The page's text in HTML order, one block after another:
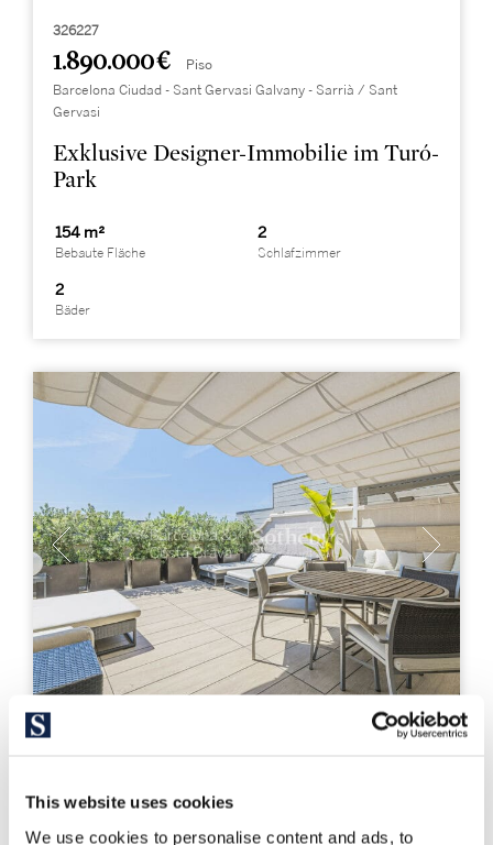
This website uses cookies
We use cookies to personalise content and ads, to
326227
1.890.000 € Piso
Barcelona Ciudad - Sant Gervasi Galvany - Sarrià / Sant
Gervasi
Exklusive Designer-Immobilie im Turó-
Park
154 m²
Bebaute Fläche
2
Schlafzimmer
2
Bäder
Barcelona Ciudad - Sant Gervasi Galvany - Sarrià / Sant